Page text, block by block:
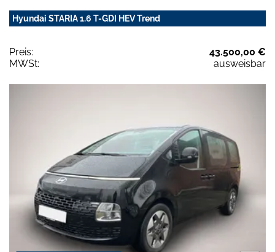
Hyundai STARIA 1.6 T-GDI HEV Trend
Preis:
43.500,00 €
MWSt:
ausweisbar